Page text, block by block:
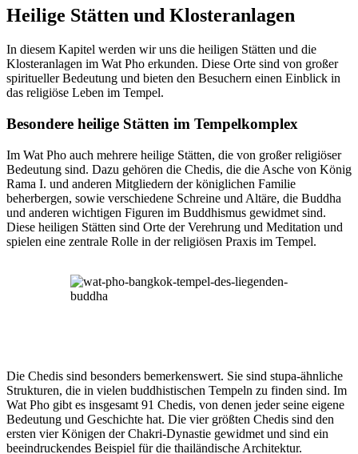
Heilige Stätten und Klosteranlagen
In diesem Kapitel werden wir uns die heiligen Stätten und die
Klosteranlagen im Wat Pho erkunden. Diese Orte sind von großer
spiritueller Bedeutung und bieten den Besuchern einen Einblick in
das religiöse Leben im Tempel.
Besondere heilige Stätten im Tempelkomplex
Im Wat Pho auch mehrere heilige Stätten, die von großer religiöser
Bedeutung sind. Dazu gehören die Chedis, die die Asche von König
Rama I. und anderen Mitgliedern der königlichen Familie
beherbergen, sowie verschiedene Schreine und Altäre, die Buddha
und anderen wichtigen Figuren im Buddhismus gewidmet sind.
Diese heiligen Stätten sind Orte der Verehrung und Meditation und
spielen eine zentrale Rolle in der religiösen Praxis im Tempel.
Die Chedis sind besonders bemerkenswert. Sie sind stupa-ähnliche
Strukturen, die in vielen buddhistischen Tempeln zu finden sind. Im
Wat Pho gibt es insgesamt 91 Chedis, von denen jeder seine eigene
Bedeutung und Geschichte hat. Die vier größten Chedis sind den
ersten vier Königen der Chakri-Dynastie gewidmet und sind ein
beeindruckendes Beispiel für die thailändische Architektur.